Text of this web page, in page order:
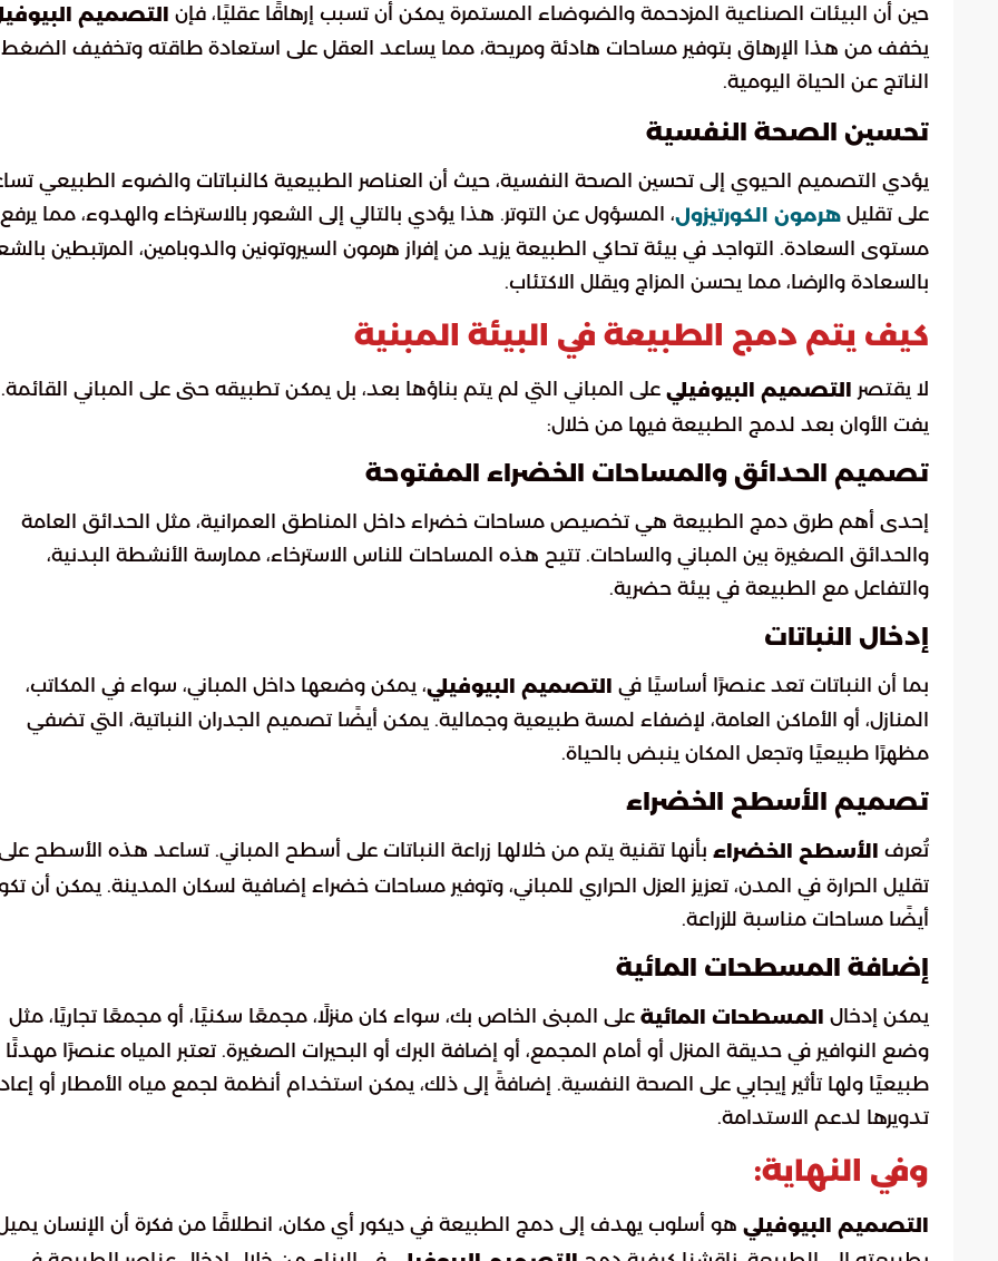
حين أن البيئات الصناعية المزدحمة والضوضاء المستمرة يمكن أن تسبب إرهاقًا عقليًا، فإن
التصميم
يخفف من هذا الإرهاق بتوفير مساحات هادئة ومريحة، مما يساعد العقل على استعادة طاقته وتخفيف الضغط
الناتج عن الحياة اليومية.
تحسين الصحة النفسية
يؤدي التصميم الحيوي إلى تحسين الصحة النفسية، حيث أن العناصر الطبيعية كالنباتات والضوء الطبيعي
على تقليل هرمون الكورتيزول، المسؤول عن التوتر. هذا يؤدي بالتالي إلى الشعور بالاسترخاء والهدوء، مما يرفع
مستوى السعادة. التواجد في بيئة تحاكي الطبيعة يزيد من إفراز هرمون السيروتونين والدوبامين، المرتبطين
بالسعادة والرضا، مما يحسن المزاج ويقلل الاكتئاب.
كيف يتم دمج الطبيعة في البيئة المبنية
لا يقتصر التصميم البيوفيلي على المباني التي لم يتم بناؤها بعد، بل يمكن تطبيقه حتى على المباني
يفت الأوان بعد لدمج الطبيعة فيها من خلال:
تصميم الحدائق والمساحات الخضراء المفتوحة
إحدى أهم طرق دمج الطبيعة هي تخصيص مساحات خضراء داخل المناطق العمرانية، مثل الحدائق العامة
والحدائق الصغيرة بين المباني والساحات. تتيح هذه المساحات للناس الاسترخاء، ممارسة الأنشطة البدنية،
والتفاعل مع الطبيعة في بيئة حضرية.
إدخال النباتات
بما أن النباتات تعد عنصرًا أساسيًا في التصميم البيوفيلي، يمكن وضعها داخل المباني، سواء في المكاتب،
المنازل، أو الأماكن العامة، لإضفاء لمسة طبيعية وجمالية. يمكن أيضًا تصميم الجدران النباتية، التي تضفي
مظهرًا طبيعيًا وتجعل المكان ينبض بالحياة.
تصميم الأسطح الخضراء
تُعرف الأسطح الخضراء بأنها تقنية يتم من خلالها زراعة النباتات على أسطح المباني. تساعد هذه الأسطح
تقليل الحرارة في المدن، تعزيز العزل الحراري للمباني، وتوفير مساحات خضراء إضافية لسكان المدينة. يمكن أن
أيضًا مساحات مناسبة للزراعة.
إضافة المسطحات المائية
يمكن إدخال المسطحات المائية على المبنى الخاص بك، سواء كان منزلًا، مجمعًا سكنيًا، أو مجمعًا تجاريًا، مثل
وضع النوافير في حديقة المنزل أو أمام المجمع، أو إضافة البرك أو البحيرات الصغيرة. تعتبر المياه عنصرًا مهدئًا
طبيعيًا ولها تأثير إيجابي على الصحة النفسية. إضافةً إلى ذلك، يمكن استخدام أنظمة لجمع مياه الأمطار أو
تدويرها لدعم الاستدامة.
وفي النهاية:
التصميم البيوفيلي هو أسلوب يهدف إلى دمج الطبيعة في ديكور أي مكان، انطلاقًا من فكرة أن الإنسان